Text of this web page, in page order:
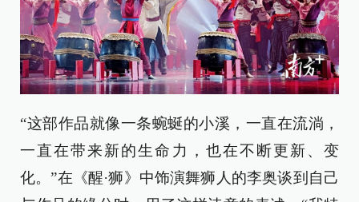
“这部作品就像一条蜿蜒的小溪，一直在流淌，
一直在带来新的生命力，也在不断更新、变
化。”在《醒·狮》中饰演舞狮人的李奥谈到自己